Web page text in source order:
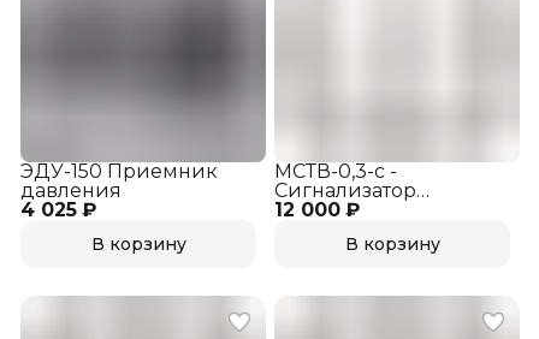
4 025 ₽
ЭДУ-150 Приемник
давления
В корзину
12 000 ₽
МСТВ-0,3-с -
Сигнализатор
давления
В корзину